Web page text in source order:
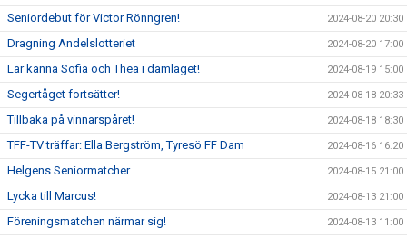
Seniordebut för Victor Rönngren! 2024-08-20 20:30
Dragning Andelslotteriet 2024-08-20 17:00
Lär känna Sofia och Thea i damlaget! 2024-08-19 15:00
Segertåget fortsätter! 2024-08-18 20:33
Tillbaka på vinnarspåret! 2024-08-18 18:30
TFF-TV träffar: Ella Bergström, Tyresö FF Dam 2024-08-16 16:20
Helgens Seniormatcher 2024-08-15 21:00
Lycka till Marcus! 2024-08-13 21:00
Föreningsmatchen närmar sig! 2024-08-13 11:00